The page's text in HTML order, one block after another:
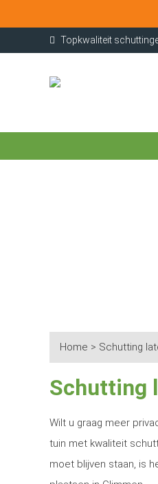
Topkwaliteit
Home > Schutting
Schutting
Wilt u graag meer
tuin met kwaliteit
moet blijven staan, is